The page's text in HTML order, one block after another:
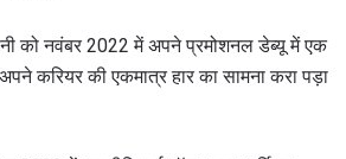
को नवंबर 2022 में अपने प्रमोशनल डेब्यू में एक
करियर की एकमात्र हार का सामना करा पड़ा